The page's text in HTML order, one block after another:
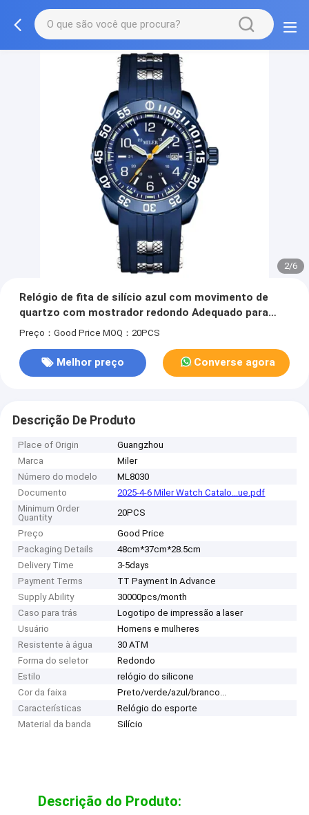
2/6
Relógio de fita de silício azul com movimento de
quartzo com mostrador redondo Adequado para
uso no escritório e esportes ao ar livre Confortável
Preço：Good Price MOQ：20PCS
Melhor preço Converse agora
Descrição De Produto
Place of Origin
Guangzhou
Marca
Miler
Número do modelo
ML8030
Documento
2025-4-6 Miler Watch Catalo...ue.pdf
Minimum Order
Quantity
20PCS
Preço
Good Price
Packaging Details
48cm*37cm*28.5cm
Delivery Time
3-5days
Payment Terms
TT Payment In Advance
Supply Ability
30000pcs/month
Caso para trás
Logotipo de impressão a laser
Usuário
Homens e mulheres
Resistente à água
30 ATM
Forma do seletor
Redondo
Estilo
relógio do silicone
Cor da faixa
Preto/verde/azul/branco...
Características
Relógio do esporte
Material da banda
Silício
Descrição do Produto: